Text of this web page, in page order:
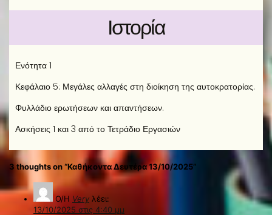
Ιστορία
Ενότητα 1
Κεφάλαιο 5: Μεγάλες αλλαγές στη διοίκηση της αυτοκρατορίας.
Φυλλάδιο ερωτήσεων και απαντήσεων.
Ασκήσεις 1 και 3 από το Τετράδιο Εργασιών
3 thoughts on “Καθήκοντα Δευτέρα 13/10/2025”
Ο/Η Very λέει:
13/10/2025 στις 4:40 μμ